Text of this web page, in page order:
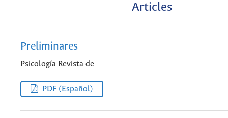
Articles
Preliminares
Psicología Revista de
PDF (Español)